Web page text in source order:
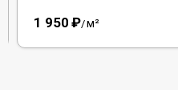
1 950 ₽/м²